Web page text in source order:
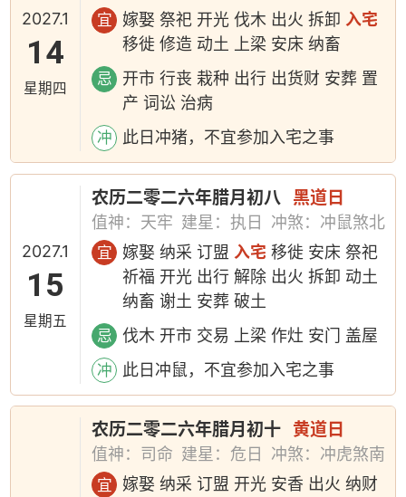
2027.1
14
星期四
宜 嫁娶 祭祀 开光 伐木 出火 拆卸 入宅
移徙 修造 动土 上梁 安床 纳畜
忌
开市 行丧 栽种 出行 出货财 安葬 置
产 词讼 治病
冲 此日冲猪，不宜参加入宅之事
2027.1
15
星期五
农历二零二六年腊月初八 黑道日
值神：天牢 建星：执日 冲煞：冲鼠煞北
宜 嫁娶 纳采 订盟 入宅 移徙 安床 祭祀
祈福 开光 出行 解除 出火 拆卸 动土
纳畜 谢土 安葬 破土
忌 伐木 开市 交易 上梁 作灶 安门 盖屋
冲 此日冲鼠，不宜参加入宅之事
农历二零二六年腊月初十 黄道日
值神：司命 建星：危日 冲煞：冲虎煞南
宜
嫁娶 纳采 订盟 开光 安香 出火 纳财